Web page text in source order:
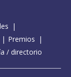
Premios
/ directorio